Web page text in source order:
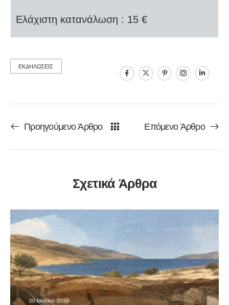
Eλάχιστη κατανάλωση : 15 €
ΕΚΔΗΛΩΣΕΙΣ
Προηγούμενο Άρθρο Επόμενο Άρθρο
Σχετικά Άρθρα
20 Ιουλίου 2026